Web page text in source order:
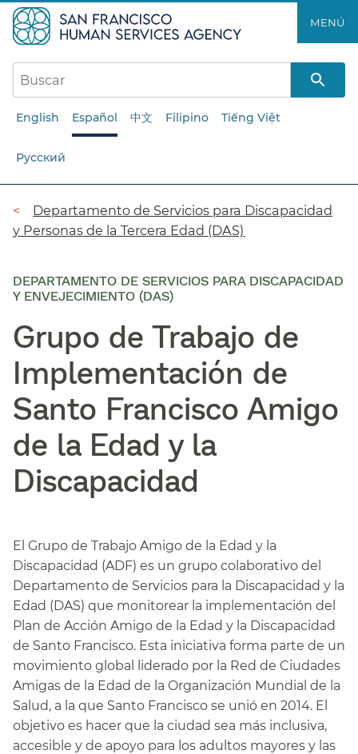
al
contenido
principal​​
MENÚ​​
English Español 中文 Filipino Tiếng Việt
Русский
Ruta
de
Departamento de Servicios para Discapacidad
y Personas de la Tercera Edad (DAS)​​
DEPARTAMENTO DE SERVICIOS PARA DISCAPACIDAD
Y ENVEJECIMIENTO (DAS)
Grupo de Trabajo de
Implementación de
Santo Francisco Amigo
de la Edad y la
Discapacidad​​
El Grupo de Trabajo Amigo de la Edad y la
Discapacidad (ADF) es un grupo colaborativo del
Departamento de Servicios para la Discapacidad y la
Edad (DAS) que monitorear la implementación del
Plan de Acción Amigo de la Edad y la Discapacidad
de Santo Francisco. Esta iniciativa forma parte de un
movimiento global liderado por la Red de Ciudades
Amigas de la Edad de la Organización Mundial de la
Salud, a la que Santo Francisco se unió en 2014. El
objetivo es hacer que la ciudad sea más inclusiva,
accesible y de apoyo para los adultos mayores y las